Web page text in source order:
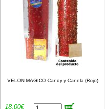
VELON MAGICO Candy y Canela (Rojo)
18,00€